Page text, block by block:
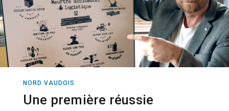
NORD VAUDOIS
Une première réussie